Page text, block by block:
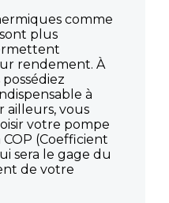
comme
plus
rendement. À
à
ailleurs, vous
votre pompe
(Coefficient
sera le gage du
de votre